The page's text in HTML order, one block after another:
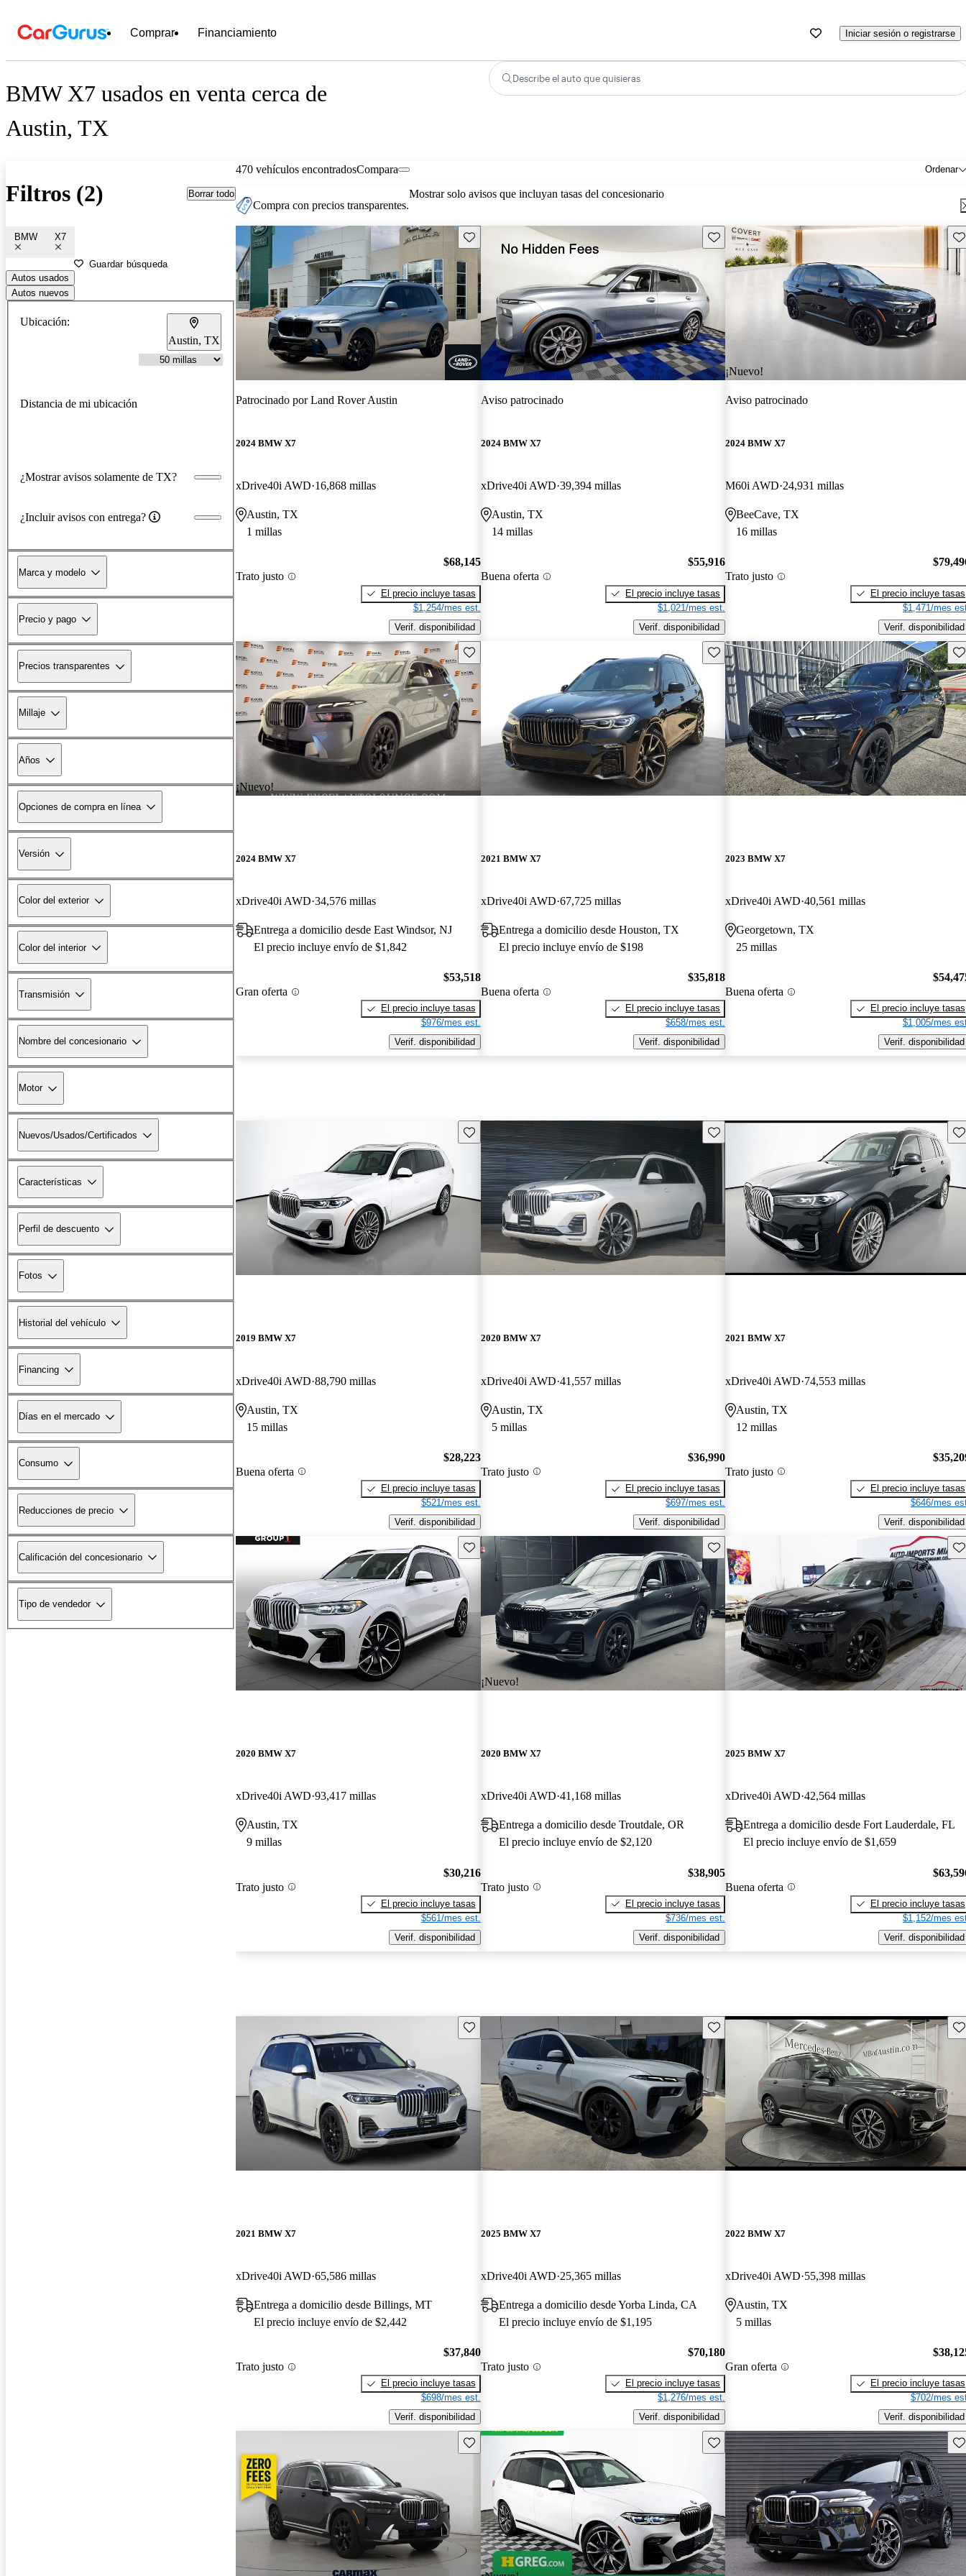
Comprar Financiamiento Iniciar sesión o registrarse
BMW X7 usados en venta cerca de
Austin, TX
Describe el auto que quisieras
Filtros (2) Borrar todo
BMW X7
Guardar búsqueda
Autos usados
Autos nuevos
Ubicación:
Austin, TX
Distancia de mi ubicación
¿Mostrar avisos solamente de TX?
¿Incluir avisos con entrega?
Marca y modelo
Precio y pago
Precios transparentes
Millaje
Años
Opciones de compra en línea
Versión
Color del exterior
Color del interior
Transmisión
Nombre del concesionario
Motor
Nuevos/Usados/Certificados
Características
Perfil de descuento
Fotos
Historial del vehículo
Financing
Días en el mercado
Consumo
Reducciones de precio
Calificación del concesionario
Tipo de vendedor
470 vehículos encontrados Ordenar
Compara
Compra con precios transparentes.
Mostrar solo avisos que incluyan tasas del concesionario
Guarda este Aviso
Patrocinado porLand Rover Austin
2024 BMW X7
xDrive40i AWD 16,868 millas
Austin, TX
1 millas
Trato justo
$68,145
El precio incluye tasas
$1,254/mes est.
Verif. disponibilidad
Guarda este Aviso
Aviso patrocinado
2024 BMW X7
xDrive40i AWD 39,394 millas
Austin, TX
14 millas
Buena oferta
$55,916
El precio incluye tasas
$1,021/mes est.
Verif. disponibilidad
¡Nuevo!
Aviso patrocinado
2024 BMW X7
M60i AWD 24,931 millas
BeeCave, TX
16 millas
Trato justo
El precio incluye tasas
$1,471/mes
Verif. disponibilidad
¡Nuevo!
Guarda este Aviso
2024 BMW X7
xDrive40i AWD 34,576 millas
Entrega a domicilio desde East Windsor, NJ
El precio incluye envío de $1,842
Gran oferta
$53,518
El precio incluye tasas
$976/mes est.
Verif. disponibilidad
Guarda este Aviso
2021 BMW X7
xDrive40i AWD 67,725 millas
Entrega a domicilio desde Houston, TX
El precio incluye envío de $198
Buena oferta
$35,818
El precio incluye tasas
$658/mes est.
Verif. disponibilidad
2023 BMW X7
xDrive40i AWD 40,561 millas
Georgetown, TX
25 millas
Buena oferta
El precio incluye tasas
$1,005/mes
Verif. disponibilidad
Guarda este Aviso
2019 BMW X7
xDrive40i AWD 88,790 millas
Austin, TX
15 millas
Buena oferta
$28,223
El precio incluye tasas
$521/mes est.
Verif. disponibilidad
Guarda este Aviso
2020 BMW X7
xDrive40i AWD 41,557 millas
Austin, TX
5 millas
Trato justo
$36,990
El precio incluye tasas
$697/mes est.
Verif. disponibilidad
2021 BMW X7
xDrive40i AWD 74,553 millas
Austin, TX
12 millas
Trato justo
El precio incluye tasas
$646/mes
Verif. disponibilidad
Guarda este Aviso
2020 BMW X7
xDrive40i AWD 93,417 millas
Austin, TX
9 millas
Trato justo
$30,216
El precio incluye tasas
$561/mes est.
Verif. disponibilidad
¡Nuevo!
Guarda este Aviso
2020 BMW X7
xDrive40i AWD 41,168 millas
Entrega a domicilio desde Troutdale, OR
El precio incluye envío de $2,120
Trato justo
$38,905
El precio incluye tasas
$736/mes est.
Verif. disponibilidad
2025 BMW X7
xDrive40i AWD 42,564 millas
Entrega a domicilio desde Fort Lauderdale, FL
El precio incluye envío de $1,659
Buena oferta
El precio incluye tasas
$1,152/mes
Verif. disponibilidad
Guarda este Aviso
2021 BMW X7
xDrive40i AWD 65,586 millas
Entrega a domicilio desde Billings, MT
El precio incluye envío de $2,442
Trato justo
$37,840
El precio incluye tasas
$698/mes est.
Verif. disponibilidad
Guarda este Aviso
2025 BMW X7
xDrive40i AWD 25,365 millas
Entrega a domicilio desde Yorba Linda, CA
El precio incluye envío de $1,195
Trato justo
$70,180
El precio incluye tasas
$1,276/mes est.
Verif. disponibilidad
2022 BMW X7
xDrive40i AWD 55,398 millas
Austin, TX
5 millas
Gran oferta
El precio incluye tasas
$702/mes
Verif. disponibilidad
Guarda este Aviso Guarda este Aviso